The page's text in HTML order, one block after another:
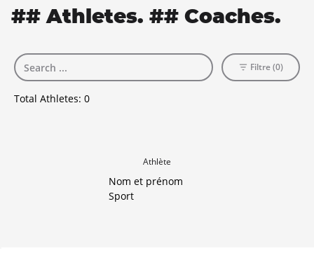
## Athletes. ## Coaches.
Total Athletes: 0
Filtre (0)
Athlète
Nom et prénom
Sport